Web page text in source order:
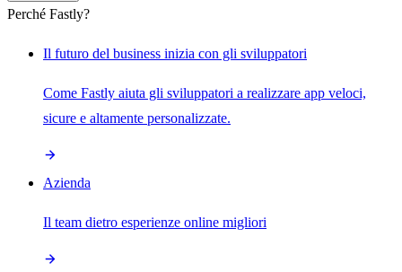
Perché Fastly?
Il futuro del business inizia con gli sviluppatori
Come Fastly aiuta gli sviluppatori a realizzare app veloci,
sicure e altamente personalizzate.
Azienda
Il team dietro esperienze online migliori